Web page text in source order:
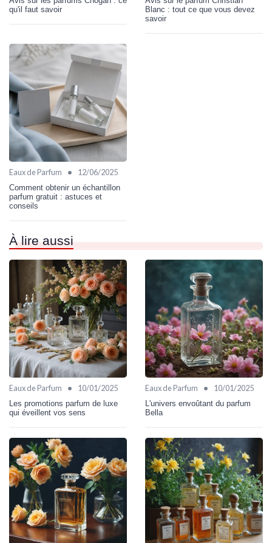
qu'il faut savoir
Blanc : tout ce que vous devez
savoir
Eaux de Parfum • 12/06/2025
Comment obtenir un échantillon
parfum gratuit : astuces et
conseils
À lire aussi
Eaux de Parfum • 10/01/2025
Les promotions parfum de luxe
qui éveillent vos sens
Eaux de Parfum • 10/01/2025
L'univers envoûtant du parfum
Bella